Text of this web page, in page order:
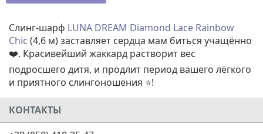
Слинг-шарф LUNA DREAM Diamond Lace Rainbow
Chic (4,6 м) заставляет сердца мам биться учащённо
❤️. Красивейший жаккард растворит вес
подросшего дитя, и продлит период вашего лёгкого
и приятного слингоношения ⭐!
КОНТАКТЫ